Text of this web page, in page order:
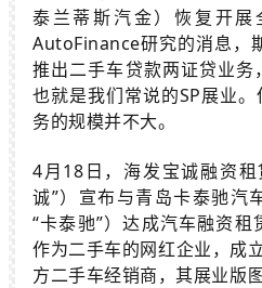
泰兰蒂斯汽金）恢复开
AutoFinance研究的消息，
推出二手车贷款两证贷业务
也就是我们常说的SP展业
务的规模并不大。
4月18日，海发宝诚融资
诚”）宣布与青岛卡泰驰汽
“卡泰驰”）达成汽车融资租
作为二手车的网红企业，成
方二手车经销商，其展业版